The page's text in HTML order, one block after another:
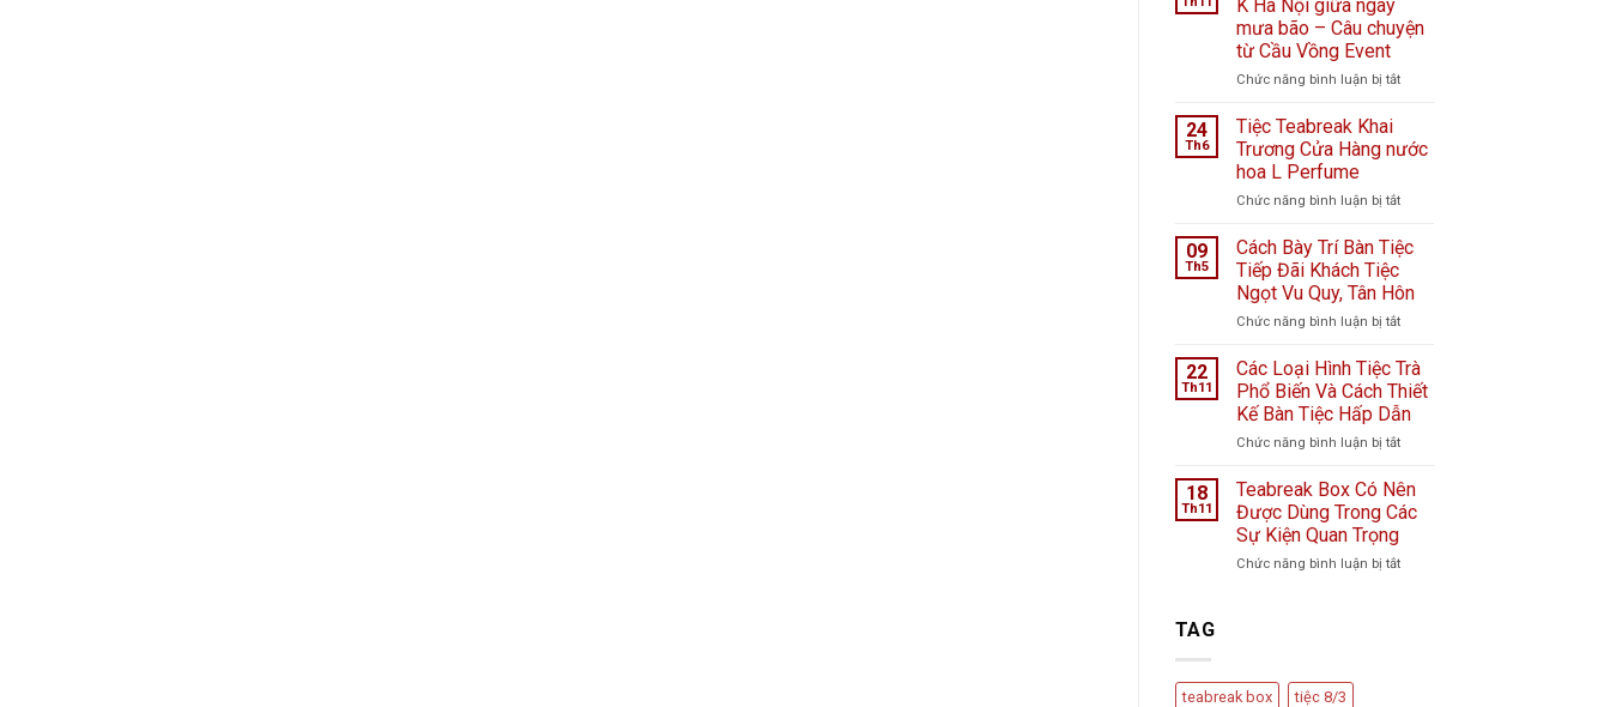
K Hà Nội giữa ngày
mưa bão – Câu chuyện
từ Cầu Vồng Event
Chức năng bình luận bị tắtở
tại
Bệnh
K
Nội
giữa
ngày
mưa
bão
Câu
chuyện
từ
Cầu
Vồng
24
Th6
Tiệc Teabreak Khai
Trương Cửa Hàng nước
hoa L Perfume
Chức năng bình luận bị tắtở
Teabreak
Khai
Cửa
Hàng
hoa
L
Perfume
09
Th5
Cách Bày Trí Bàn Tiệc
Tiếp Đãi Khách Tiệc
Ngọt Vu Quy, Tân Hôn
Chức năng bình luận bị tắtở
Bày
Trí
Bàn
Tiệc
Tiếp
Khách
Tiệc
Vu
Quy,
22
Th11
Các Loại Hình Tiệc Trà
Phổ Biến Và Cách Thiết
Kế Bàn Tiệc Hấp Dẫn
Chức năng bình luận bị tắtở
Loại
Hình
Tiệc
Trà
Phổ
18
Th11
Teabreak Box Có Nên
Được Dùng Trong Các
Sự Kiện Quan Trọng
Chức năng bình luận bị tắtở
TAG
teabreak box tiệc 8/3